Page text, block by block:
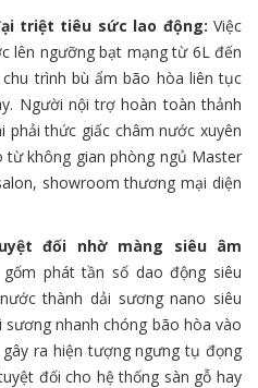
triệt tiêu sức lao động: Việc
lên ngưỡng bạt mạng từ 6L đến
trình bù ẩm bão hòa liên tục
Người nội trợ hoàn toàn thảnh
phải thức giấc châm nước xuyên
không gian phòng ngủ Master
showroom thương mại diện
đối nhờ màng siêu âm
gốm phát tần số dao động siêu
thành dải sương nano siêu
sương nhanh chóng bão hòa vào
ra hiện tượng ngưng tụ đọng
đối cho hệ thống sàn gỗ hay